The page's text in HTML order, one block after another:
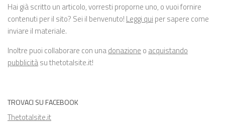
Hai già scritto un articolo, vorresti proporne uno, o vuoi fornire
contenuti per il sito? Sei il benvenuto! Leggi qui per sapere come
inviare il materiale.
Inoltre puoi collaborare con unadonazione o acquistando
pubblicitàsu thetotalsite.it!
TROVACI SU FACEBOOK
Thetotalsite.it